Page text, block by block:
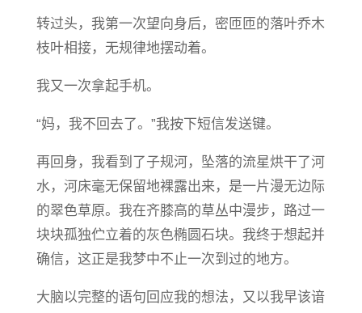
转过头，我第一次望向身后，密匝匝的落叶乔木
枝叶相接，无规律地摆动着。
我又一次拿起手机。
“妈，我不回去了。”我按下短信发送键。
再回身，我看到了子规河，坠落的流星烘干了河
水，河床毫无保留地裸露出来，是一片漫无边际
的翠色草原。我在齐膝高的草丛中漫步，路过一
块块孤独伫立着的灰色椭圆石块。我终于想起并
确信，这正是我梦中不止一次到过的地方。
大脑以完整的语句回应我的想法，又以我早该谙